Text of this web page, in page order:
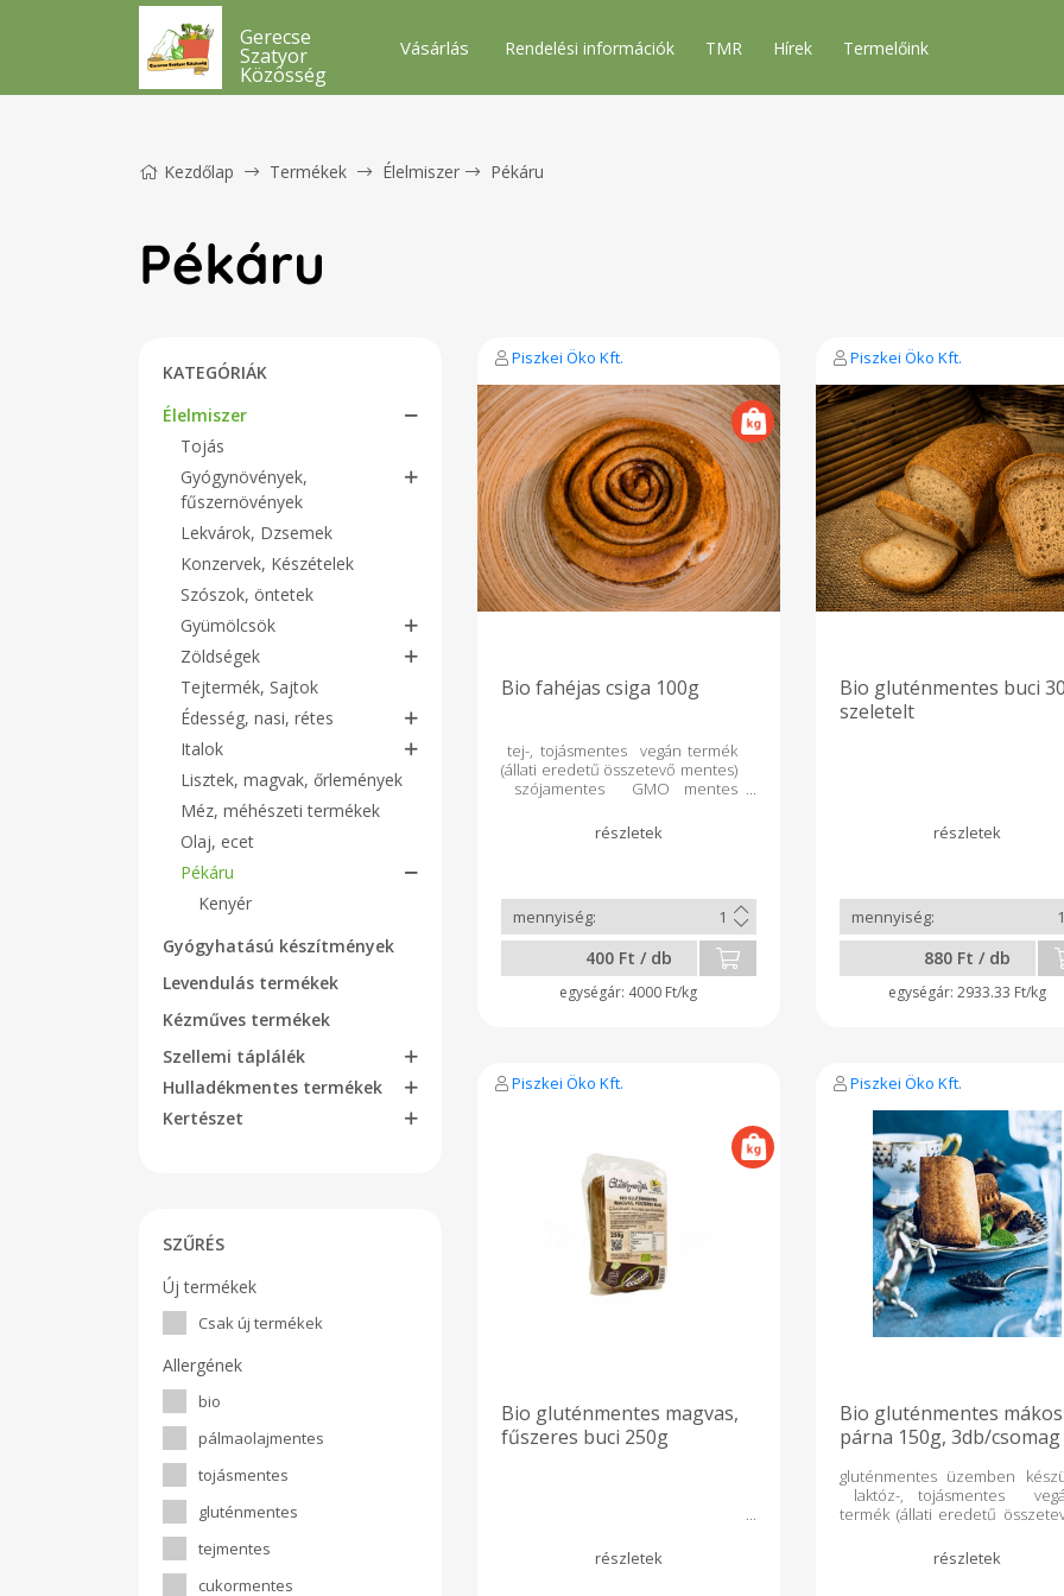
Gerecse
Szatyor
Közösség
Vásárlás Rendelési információk TMR Hírek Termelőink
Kezdőlap Termékek Élelmiszer Pékáru
Pékáru
KATEGÓRIÁK
Élelmiszer
Tojás
Gyógynövények,
fűszernövények
Lekvárok, Dzsemek
Konzervek, Készételek
Szószok, öntetek
Gyümölcsök
Zöldségek
Tejtermék, Sajtok
Édesség, nasi, rétes
Italok
Lisztek, magvak, őrlemények
Méz, méhészeti termékek
Olaj, ecet
Pékáru
Kenyér
Gyógyhatású készítmények
Levendulás termékek
Kézműves termékek
Szellemi táplálék
Hulladékmentes termékek
Kertészet
SZŰRÉS
Új termékek
Csak új termékek
Allergének
bio
pálmaolajmentes
tojásmentes
gluténmentes
tejmentes
cukormentes
Piszkei Öko Kft.
Bio fahéjas csiga 100g
tej-, tojásmentes vegán termék
(állati eredetű összetevő mentes)
szójamentes GMO mentes
mentes nettó tömeg 100g
ajánlott tárolás:
tönkölybúzaliszt, világos
búzaliszt, víz, nádcukor*,
pálmazsír*, fahéj*(1g/100g),
élesztő, tengeri só,
lisztkezelőszer: aszkorbinsav. A*-
gal jelölt összetevők ellenőrzött
355Kcal Zsír 5,6g Amelyből telített
zsírsavak 0,7g Szénhidrát 65g
Fehérje 8,7g Só 0,6g Fogyaszd
olyan szeretettel, ahogyan mi
400 Ft / db
4000 Ft/kg
Piszkei Öko Kft.
Bio gluténmentes buci
szeletelt
880 Ft / db
2933.33 Ft/kg
Piszkei Öko Kft.
Bio gluténmentes magvas,
fűszeres buci 250g
Piszkei Öko Kft.
Bio gluténmentes mákos
párna 150g, 3db/csomag
gluténmentes üzemben
laktóz-, tojásmentes
termék (állati eredetű
tartósítószer mentes ajánlott